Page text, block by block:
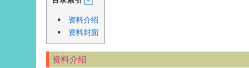
资料介绍
资料封面
资料介绍